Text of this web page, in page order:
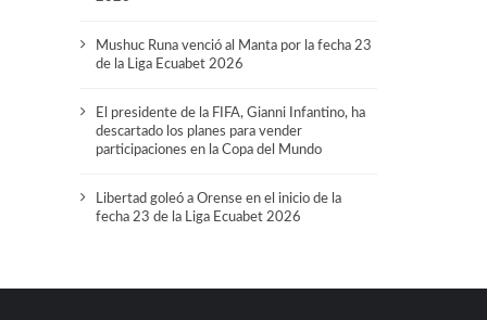
Mushuc Runa venció al Manta por la fecha 23
de la Liga Ecuabet 2026
El presidente de la FIFA, Gianni Infantino, ha
descartado los planes para vender
participaciones en la Copa del Mundo
Libertad goleó a Orense en el inicio de la
fecha 23 de la Liga Ecuabet 2026